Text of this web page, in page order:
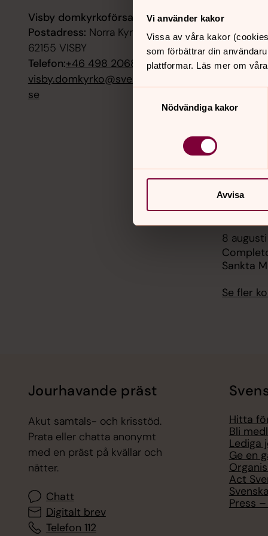
Vi använder kakor
Vissa av våra kakor
som förbättrar din
plattformar. Läs mer om
Nödvändiga kakor
Avvisa
Visby domkyrkoförsamling
Postadress: Norra Kyrkogatan 4,
62155 VISBY
Telefon:+46 498 206800
visby.domkyrko@svenskakyrkan.
se
7 augusti
Konrad
Sankta
Konrad -
8 augusti
Sankta
8
Sankta
Se fler
Jourhavande präst
Akut samtals- och krisstöd.
Prata eller chatta anonymt
med en präst på kvällar och
nätter.
Chatt
Digitalt brev
Telefon 112
Hitta
Bli
Lediga
Ge en
Act
Press